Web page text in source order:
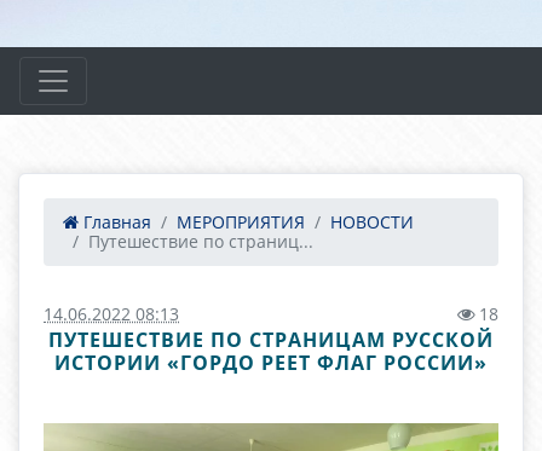
Главная МЕРОПРИЯТИЯ
НОВОСТИ
Путешествие по страниц...
14.06.2022 08:13 18
ПУТЕШЕСТВИЕ ПО СТРАНИЦАМ РУССКОЙ
ИСТОРИИ «ГОРДО РЕЕТ ФЛАГ РОССИИ»